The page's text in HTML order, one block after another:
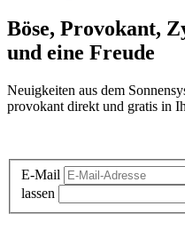
Böse, Provokant,
und eine Freude
Neuigkeiten aus dem
provokant direkt und gratis in
E-Mail
lassen